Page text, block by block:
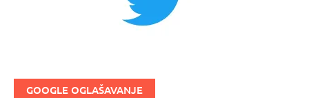
GOOGLE OGLAŠAVANJE